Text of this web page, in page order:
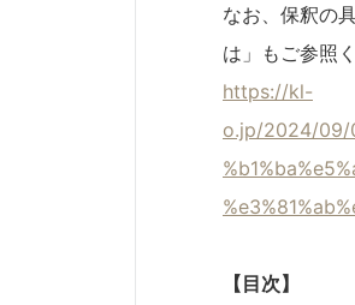
なお、保釈の
は」もご参照
https://kl-
o.jp/2024/09/
【目次】